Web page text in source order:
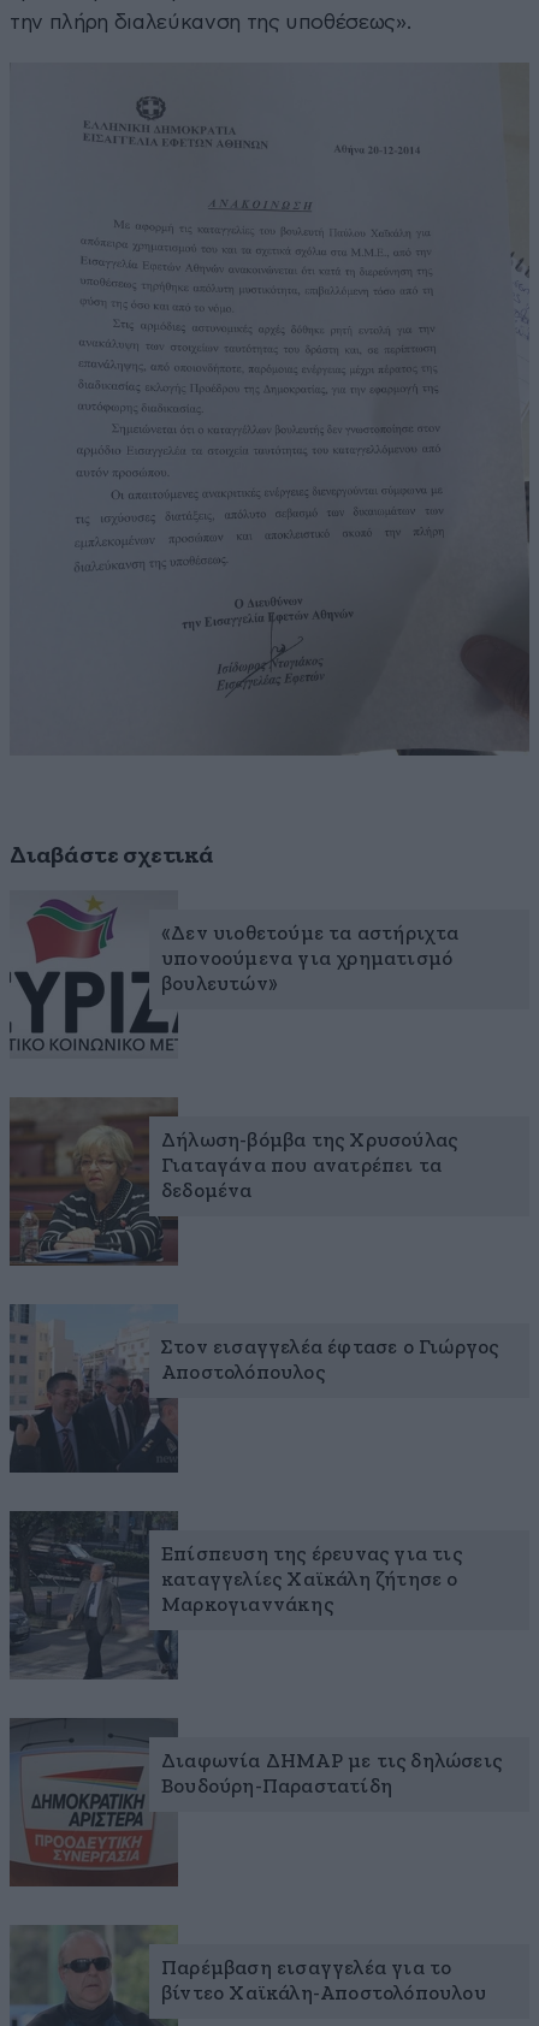
την πλήρη διαλεύκανση της υποθέσεως».
Διαβάστε σχετικά
«Δεν υιοθετούμε τα αστήριχτα
υπονοούμενα για χρηματισμό
βουλευτών»
Δήλωση-βόμβα της Χρυσούλας
Γιαταγάνα που ανατρέπει τα
δεδομένα
Στον εισαγγελέα έφτασε ο Γιώργος
Αποστολόπουλος
Επίσπευση της έρευνας για τις
καταγγελίες Χαϊκάλη ζήτησε ο
Μαρκογιαννάκης
Διαφωνία ΔΗΜΑΡ με τις δηλώσεις
Βουδούρη-Παραστατίδη
Παρέμβαση εισαγγελέα για το
βίντεο Χαϊκάλη-Αποστολόπουλου